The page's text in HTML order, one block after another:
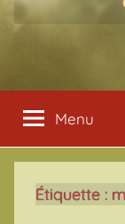
Menu
Étiquette :